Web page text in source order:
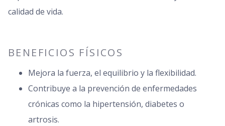
calidad de vida.
BENEFICIOS FÍSICOS
Mejora la fuerza, el equilibrio y la flexibilidad.
Contribuye a la prevención de enfermedades
crónicas como la hipertensión, diabetes o
artrosis.